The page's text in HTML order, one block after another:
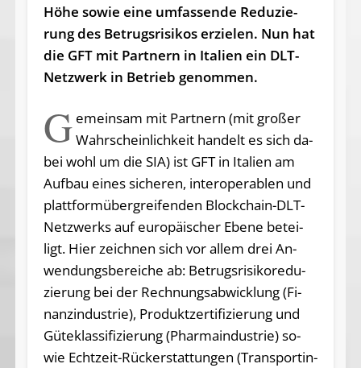
Hö­he so­wie ei­ne um­fas­sen­de Re­du­zie­
rung des Be­trugs­ri­si­kos er­zie­len. Nun hat
die GFT mit Part­nern in Ita­li­en ein DLT-
Netz­werk in Be­trieb ge­nom­men.
G emeinsam mit Partnern (mit großer
Wahr­schein­lich­keit han­delt es sich da­
bei wohl um die SIA) ist GFT in Ita­li­en am
Auf­bau ei­nes si­che­ren, in­ter­ope­ra­blen und
platt­form­über­grei­fen­den Block­chain-DLT-
Netz­werks auf eu­ro­päi­scher Ebe­ne be­tei­
ligt. Hier zeich­nen sich vor al­lem drei An­
wen­dungs­be­rei­che ab: Be­trugs­ri­si­ko­re­du­
zie­rung bei der Rech­nungs­ab­wick­lung (Fi­
nanz­in­dus­trie), Pro­dukt­zer­ti­fi­zie­rung und
Gü­te­klas­si­fi­zie­rung (Phar­ma­in­dus­trie) so­
wie Echt­zeit-Rück­erstat­tun­gen (Trans­port­in­